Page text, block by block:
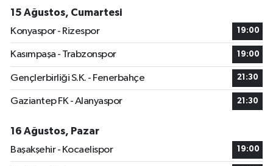
15 Ağustos, Cumartesi
Konyaspor - Rizespor
19:00
Kasımpaşa - Trabzonspor 19:00
Gençlerbirliği S.K. - Fenerbahçe 21:30
Gaziantep FK - Alanyaspor 21:30
16 Ağustos, Pazar
Başakşehir - Kocaelispor
19:00